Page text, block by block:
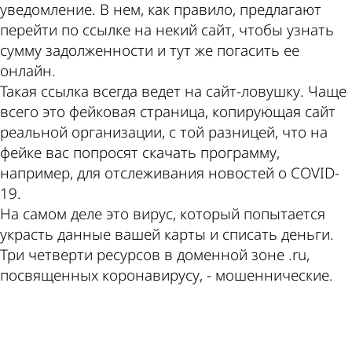
уведомление. В нем, как правило, предлагают
перейти по ссылке на некий сайт, чтобы узнать
сумму задолженности и тут же погасить ее
онлайн.
Такая ссылка всегда ведет на сайт-ловушку. Чаще
всего это фейковая страница, копирующая сайт
реальной организации, с той разницей, что на
фейке вас попросят скачать программу,
например, для отслеживания новостей о COVID-
19.
На самом деле это вирус, который попытается
украсть данные вашей карты и списать деньги.
Три четверти ресурсов в доменной зоне .ru,
посвященных коронавирусу, - мошеннические.